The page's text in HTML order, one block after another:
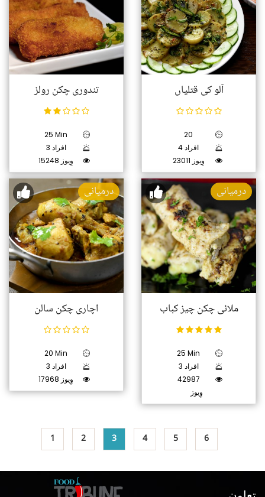
تندوری چکن رولز
25 Min
3 افراد
15248 وِیوز
آلو کی قتلیاں
20
4 افراد
23011 وِیوز
درمیانی
اچاری چکن سالن
20 Min
3 افراد
17968 وِیوز
درمیانی
ملائی چکن چیز کباب
25 Min
3 افراد
42987
وِیوز
1 2 3 4 5 6